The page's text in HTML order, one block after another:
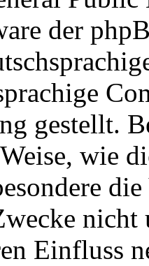
der
gestellt.
wie
nicht
Einfluss